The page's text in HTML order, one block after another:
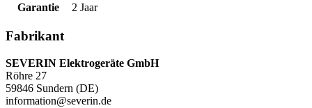
Garantie
2 Jaar
Fabrikant
SEVERIN Elektrogeräte GmbH
Röhre 27
59846 Sundern (DE)
information@severin.de